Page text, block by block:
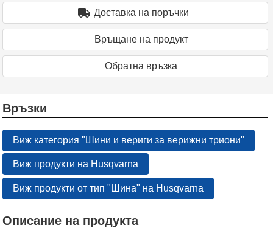
Доставка на поръчки
Връщане на продукт
Oбратна връзка
Връзки
Виж категория "Шини и вериги за верижни триони"
Виж продукти на Husqvarna
Виж продукти от тип "Шина" на Husqvarna
Описание на продукта